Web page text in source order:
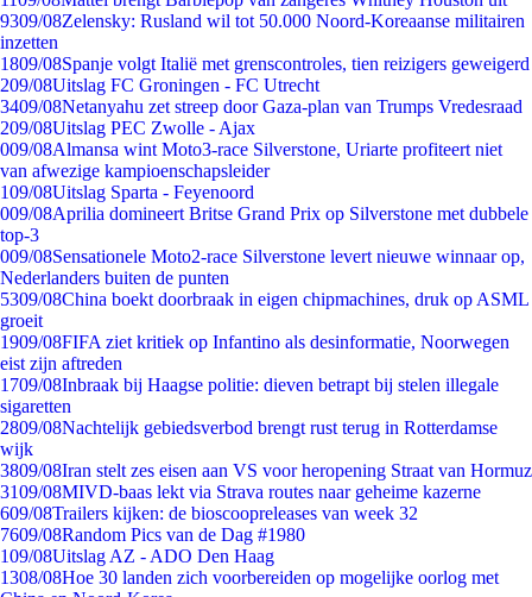
9309/08Zelensky: Rusland wil tot 50.000 Noord-Koreaanse militairen
inzetten
1809/08Spanje volgt Italië met grenscontroles, tien reizigers geweigerd
209/08Uitslag FC Groningen - FC Utrecht
3409/08Netanyahu zet streep door Gaza-plan van Trumps Vredesraad
209/08Uitslag PEC Zwolle - Ajax
009/08Almansa wint Moto3-race Silverstone, Uriarte profiteert niet
van afwezige kampioenschapsleider
109/08Uitslag Sparta - Feyenoord
009/08Aprilia domineert Britse Grand Prix op Silverstone met dubbele
top-3
009/08Sensationele Moto2-race Silverstone levert nieuwe winnaar op,
Nederlanders buiten de punten
5309/08China boekt doorbraak in eigen chipmachines, druk op ASML
groeit
1909/08FIFA ziet kritiek op Infantino als desinformatie, Noorwegen
eist zijn aftreden
1709/08Inbraak bij Haagse politie: dieven betrapt bij stelen illegale
sigaretten
2809/08Nachtelijk gebiedsverbod brengt rust terug in Rotterdamse
wijk
3809/08Iran stelt zes eisen aan VS voor heropening Straat van Hormuz
3109/08MIVD-baas lekt via Strava routes naar geheime kazerne
609/08Trailers kijken: de bioscoopreleases van week 32
7609/08Random Pics van de Dag #1980
109/08Uitslag AZ - ADO Den Haag
1308/08Hoe 30 landen zich voorbereiden op mogelijke oorlog met